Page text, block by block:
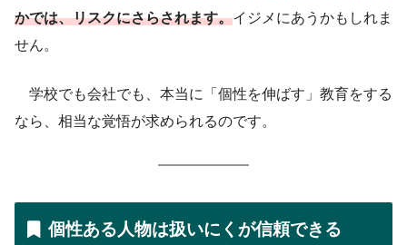
かでは、リスクにさらされます。イジメにあうかもしれま
せん。
学校でも会社でも、本当に「個性を伸ばす」教育をする
なら、相当な覚悟が求められるのです。
個性ある人物は扱いにくが信頼できる